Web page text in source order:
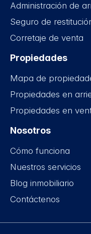
Administración de
Seguro de
Corretaje de venta
Propiedades
Mapa de
Propiedades en
Propiedades en
Nosotros
Cómo funciona
Nuestros servicios
Blog inmobiliario
Contáctenos